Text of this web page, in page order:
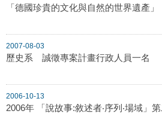
「德國珍貴的文化與自然的世界遺產」
2007-08-03
歷史系 誠徵專案計畫行政人員一名
2006-10-13
2006年 「說故事:敘述者‧序列‧場域」